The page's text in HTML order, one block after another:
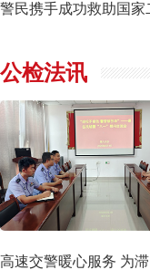
警民携手成功救助国
公检法讯
高速交警暖心服务 为